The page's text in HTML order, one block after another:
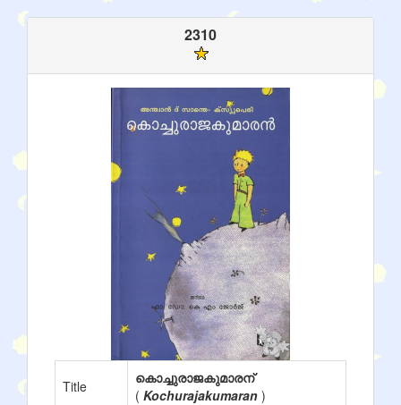
2310
Title
കൊച്ചുരാജകുമാരന്
( Kochurajakumaran )